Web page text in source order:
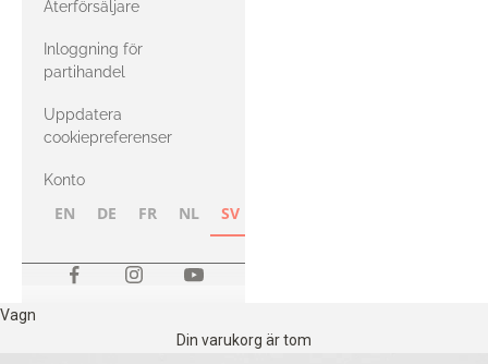
med Heavy
Merino
Återförsäljare
Inloggning för
partihandel
Uppdatera
cookiepreferenser
Konto
EN DE FR NL SV
Vagn
Din varukorg är tom